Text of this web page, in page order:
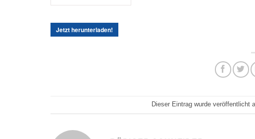
Jetzt herunterladen!
Dieser Eintrag wurde veröffentlicht